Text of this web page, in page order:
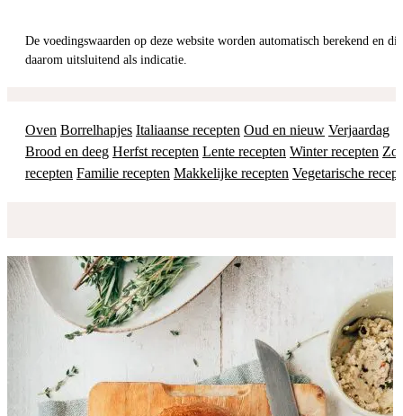
De voedingswaarden op deze website worden automatisch berekend en dienen
daarom uitsluitend als indicatie.
Oven Borrelhapjes Italiaanse recepten Oud en nieuw Verjaardag
Brood en deeg Herfst recepten Lente recepten Winter recepten
recepten Familie recepten Makkelijke recepten Vegetarische